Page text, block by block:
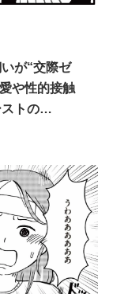
が“交際ゼ
や性的接触
トの…